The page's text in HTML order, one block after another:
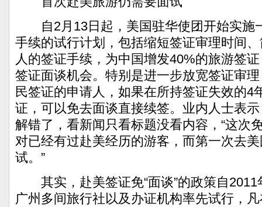
自2月13日起，美国驻华使团开始实施
手续的试行计划，包括缩短签证审理时间、
人的签证手续，为中国增发40%的旅游签
签证面谈机会。特别是进一步放宽签证审
民签证的申请人，如果在所持签证失效的4
证，可以免去面谈直接续签。业内人士表
解错了，看新闻只看标题没看内容，“这次
对已经有过赴美经历的游客，而第一次去
试。”
其实，赴美签证免“面谈”的政策自2011
广州多间旅行社以及办证机构率先试行，